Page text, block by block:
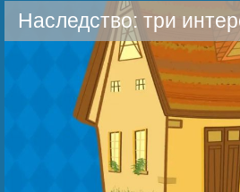
Наследство: три